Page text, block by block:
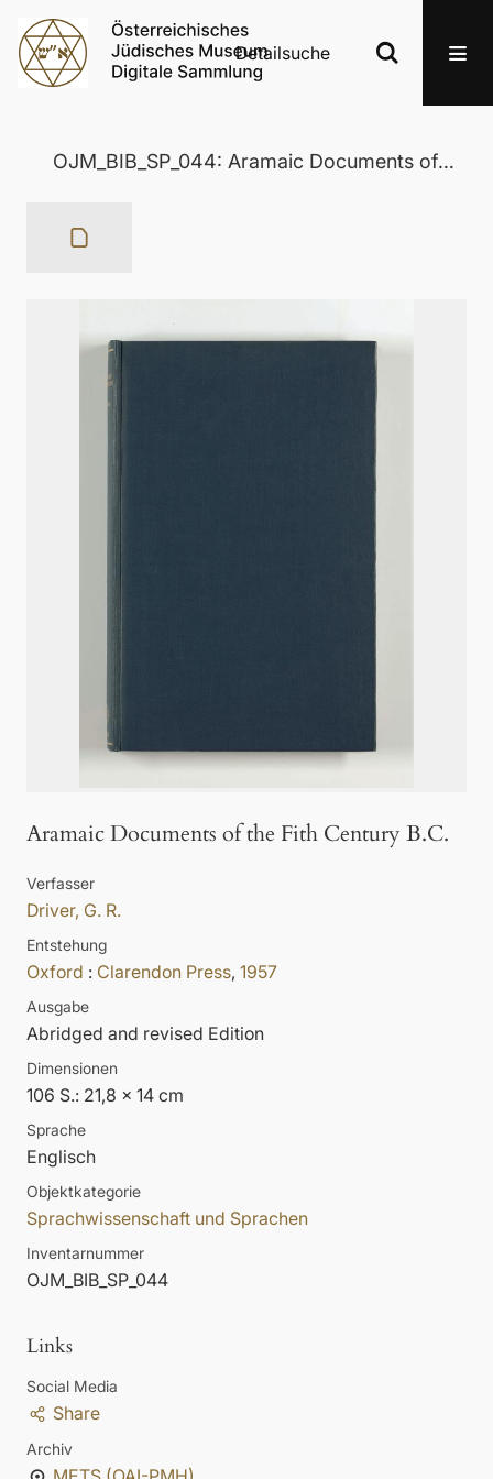
Detailsuche
OJM_BIB_SP_044: Aramaic Documents of the Fith Century B.C.
Aramaic Documents of the Fith Century B.C.
Verfasser
Driver, G. R.
Entstehung
Oxford : Clarendon Press, 1957
Ausgabe
Abridged and revised Edition
Dimensionen
106 S.: 21,8 x 14 cm
Sprache
Englisch
Objektkategorie
Sprachwissenschaft und Sprachen
Inventarnummer
OJM_BIB_SP_044
Links
Social Media
Share
Archiv